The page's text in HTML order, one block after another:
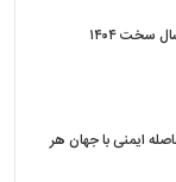
سخت ۱۴۰۴
ایمنی با جهان هر